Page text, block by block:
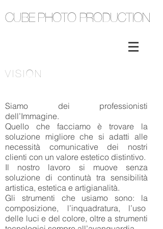
CUBE PHOTO PRODUCTION
VISION
Siamo dei professionisti
dell’Immagine.
Quello che facciamo è trovare la
soluzione migliore che si adatti alle
necessità comunicative dei nostri
clienti con un valore estetico distintivo.
Il nostro lavoro si muove senza
soluzione di continutà tra sensibilità
artistica, estetica e artigianalità.
Gli strumenti che usiamo sono: la
composizione, l’inquadratura, l’uso
delle luci e del colore, oltre a strumenti